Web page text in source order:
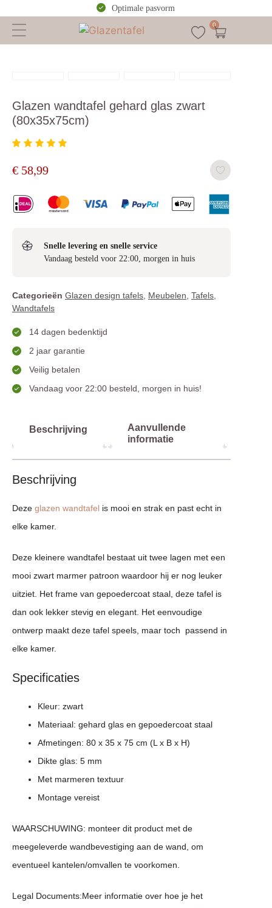
Optimale pasvorm
0
Glazen wandtafel gehard glas zwart
(80x35x75cm)
€ 58,99
Snelle levering en snelle service
Vandaag besteld voor 22:00, morgen in huis
Categorieën Glazen design tafels Meubelen Tafels
Wandtafels
14 dagen bedenktijd
2 jaar garantie
Veilig betalen
Vandaag voor 22:00 besteld, morgen in huis!
Beschrijving
Aanvullende
informatie
Beschrijving
Deze glazen wandtafel is mooi en strak en past echt in
elke kamer.
Deze kleinere wandtafel bestaat uit twee lagen met een
mooi zwart marmer patroon waardoor hij er nog leuker
uitziet. Het frame van gepoedercoat staal, deze tafel is
dan ook lekker stevig en elegant. Het eenvoudige
ontwerp maakt deze tafel speels, maar toch passend in
elke kamer.
Specificaties
Kleur: zwart
Materiaal: gehard glas en gepoedercoat staal
Afmetingen: 80 x 35 x 75 cm (L x B x H)
Dikte glas: 5 mm
Met marmeren textuur
Montage vereist
WAARSCHUWING: monteer dit product met de
meegeleverde wandbevestiging aan de wand, om
eventueel kantelen/omvallen te voorkomen.
Legal Documents:Meer informatie over hoe je het